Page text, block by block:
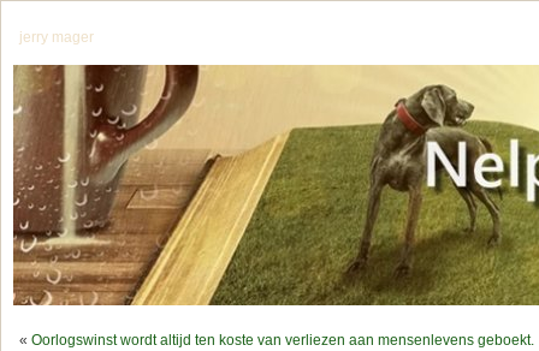
jerry mager
« Oorlogswinst wordt altijd ten koste van verliezen aan mensenlevens geboekt.